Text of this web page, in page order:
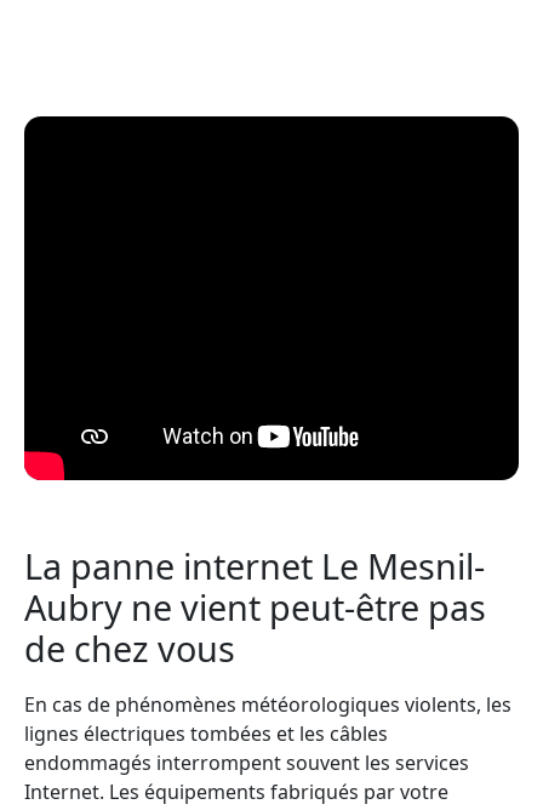
La panne internet Le Mesnil-
Aubry ne vient peut-être pas
de chez vous
En cas de phénomènes météorologiques violents, les
lignes électriques tombées et les câbles
endommagés interrompent souvent les services
Internet. Les équipements fabriqués par votre